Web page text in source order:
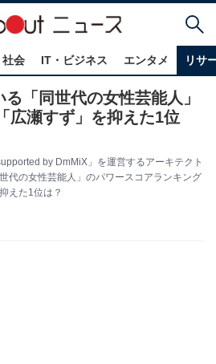
社会 IT・ビジネス エンタメ リサ
「同世代の女性芸能人」
広瀬すず」を抑えた1位
by DmMiX」を運営するアーキテクト
代の女性芸能人」のパワースコアランキング
えた1位は？